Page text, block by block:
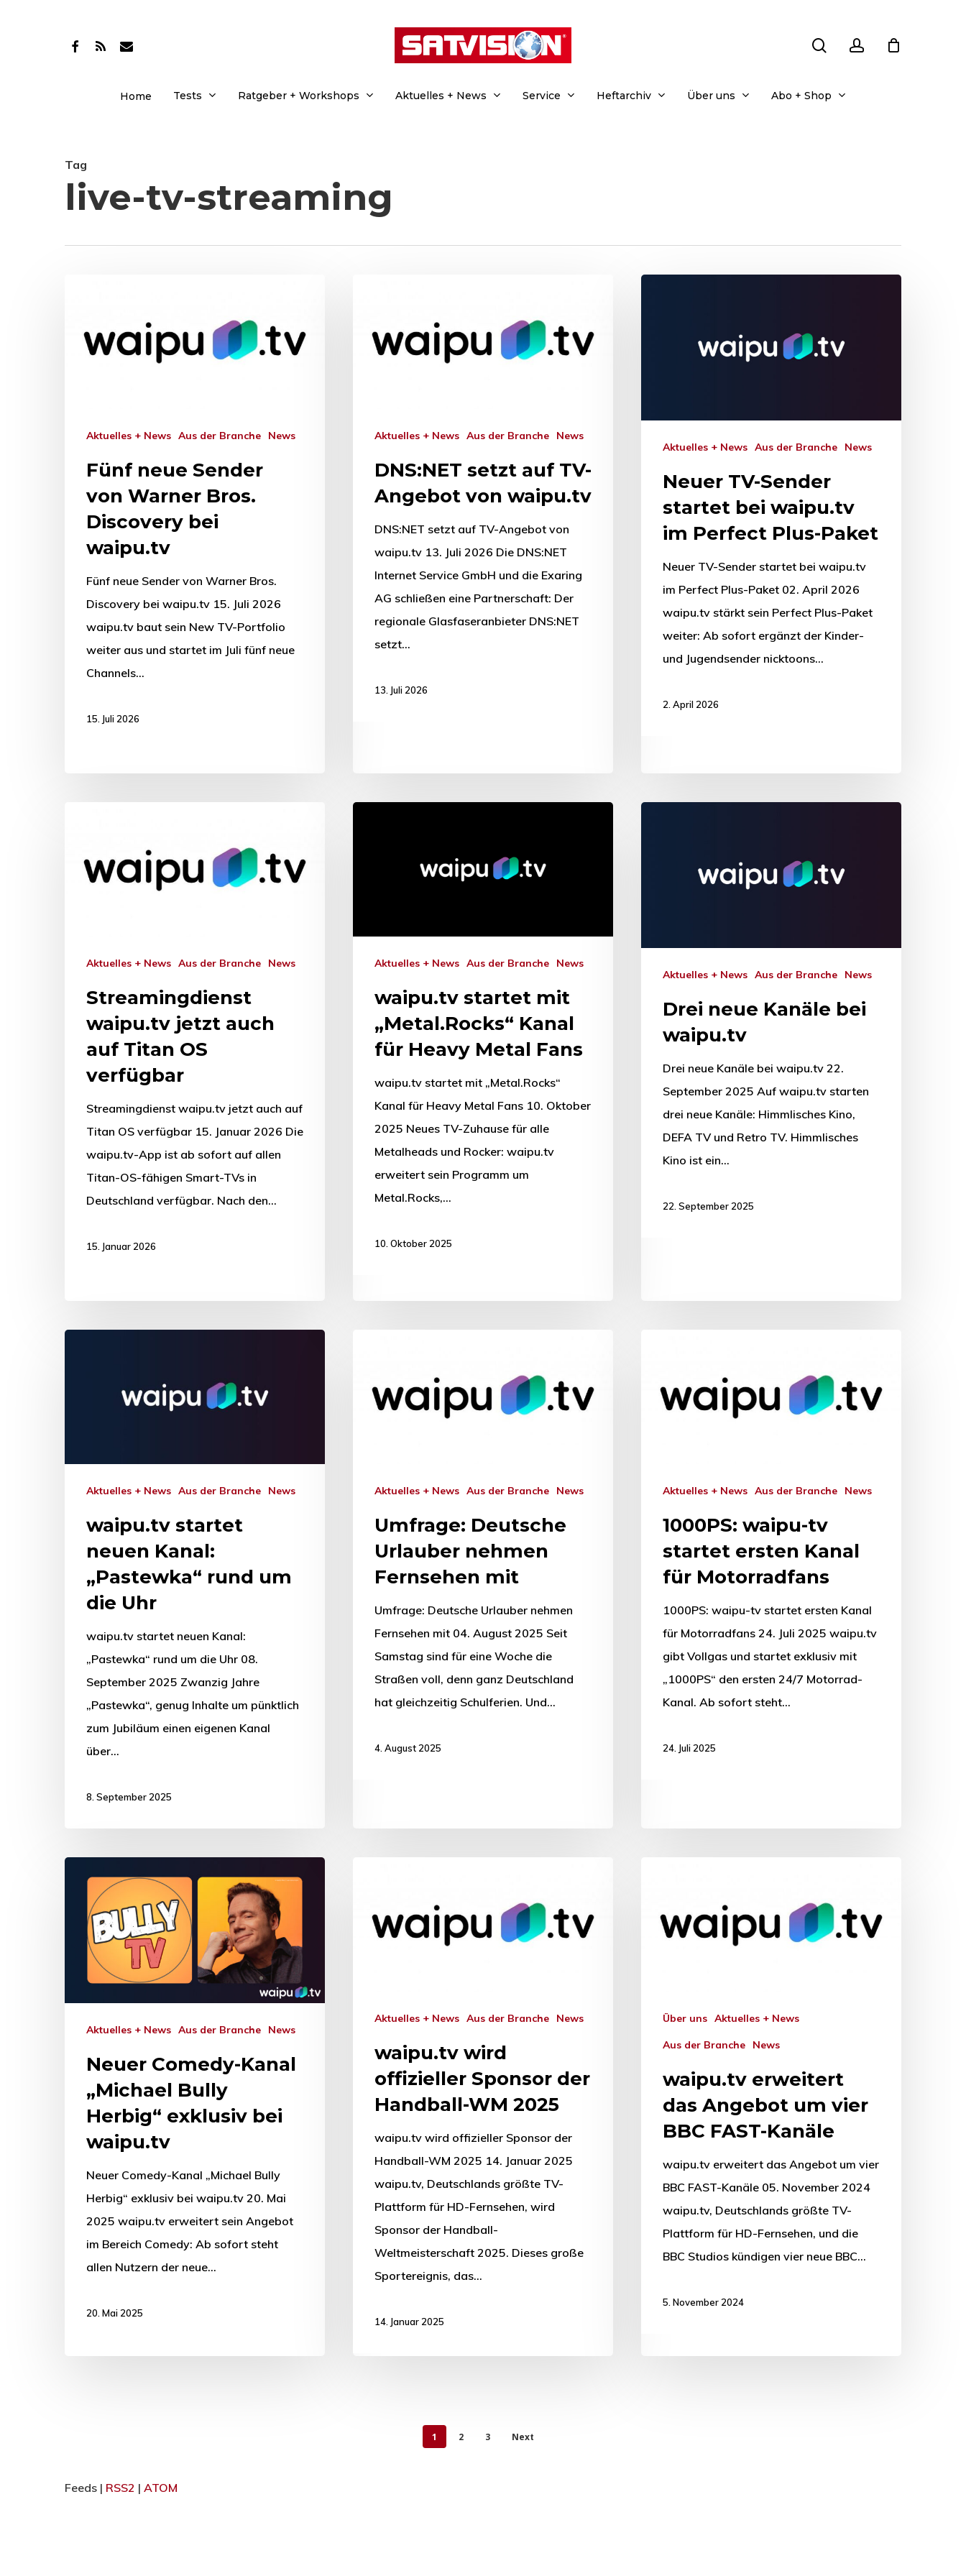
Drücken Sie Enter zum Suchen oder ESC zum Schließen.
facebook
RSS email
Home Tests Ratgeber + Workshops Aktuelles + News Service Heftarchiv Über uns Abo + Shop
Tag
live-tv-streaming
Aktuelles + News Aus der Branche News
Fünf neue Sender
von Warner Bros.
Discovery bei
waipu.tv
Fünf neue Sender von Warner Bros.
Discovery bei waipu.tv 15. Juli 2026
waipu.tv baut sein New TV-Portfolio
weiter aus und startet im Juli fünf neue
Channels…
15. Juli 2026
Aktuelles + News Aus der Branche News
DNS:NET setzt auf TV-
Angebot von waipu.tv
DNS:NET setzt auf TV-Angebot von
waipu.tv 13. Juli 2026 Die DNS:NET
Internet Service GmbH und die Exaring
AG schließen eine Partnerschaft: Der
regionale Glasfaseranbieter DNS:NET
setzt…
13. Juli 2026
Aktuelles + News Aus der Branche News
Neuer TV-Sender
startet bei waipu.tv
im Perfect Plus-Paket
Neuer TV-Sender startet bei waipu.tv
im Perfect Plus-Paket 02. April 2026
waipu.tv stärkt sein Perfect Plus-Paket
weiter: Ab sofort ergänzt der Kinder-
und Jugendsender nicktoons…
2. April 2026
Aktuelles + News Aus der Branche News
Streamingdienst
waipu.tv jetzt auch
auf Titan OS
verfügbar
Streamingdienst waipu.tv jetzt auch auf
Titan OS verfügbar 15. Januar 2026 Die
waipu.tv-App ist ab sofort auf allen
Titan-OS-fähigen Smart-TVs in
Deutschland verfügbar. Nach den…
15. Januar 2026
Aktuelles + News Aus der Branche News
waipu.tv startet mit
„Metal.Rocks“ Kanal
für Heavy Metal Fans
waipu.tv startet mit „Metal.Rocks“
Kanal für Heavy Metal Fans 10. Oktober
2025 Neues TV-Zuhause für alle
Metalheads und Rocker: waipu.tv
erweitert sein Programm um
Metal.Rocks,…
10. Oktober 2025
Aktuelles + News Aus der Branche News
Drei neue Kanäle bei
waipu.tv
Drei neue Kanäle bei waipu.tv 22.
September 2025 Auf waipu.tv starten
drei neue Kanäle: Himmlisches Kino,
DEFA TV und Retro TV. Himmlisches
Kino ist ein…
22. September 2025
Aktuelles + News Aus der Branche News
waipu.tv startet
neuen Kanal:
„Pastewka“ rund um
die Uhr
waipu.tv startet neuen Kanal:
„Pastewka“ rund um die Uhr 08.
September 2025 Zwanzig Jahre
„Pastewka“, genug Inhalte um pünktlich
zum Jubiläum einen eigenen Kanal
über…
8. September 2025
Aktuelles + News Aus der Branche News
Umfrage: Deutsche
Urlauber nehmen
Fernsehen mit
Umfrage: Deutsche Urlauber nehmen
Fernsehen mit 04. August 2025 Seit
Samstag sind für eine Woche die
Straßen voll, denn ganz Deutschland
hat gleichzeitig Schulferien. Und…
4. August 2025
Aktuelles + News Aus der Branche News
1000PS: waipu-tv
startet ersten Kanal
für Motorradfans
1000PS: waipu-tv startet ersten Kanal
für Motorradfans 24. Juli 2025 waipu.tv
gibt Vollgas und startet exklusiv mit
„1000PS“ den ersten 24/7 Motorrad-
Kanal. Ab sofort steht…
24. Juli 2025
Aktuelles + News Aus der Branche News
Neuer Comedy-Kanal
„Michael Bully
Herbig“ exklusiv bei
waipu.tv
Neuer Comedy-Kanal „Michael Bully
Herbig“ exklusiv bei waipu.tv 20. Mai
2025 waipu.tv erweitert sein Angebot
im Bereich Comedy: Ab sofort steht
allen Nutzern der neue…
20. Mai 2025
Aktuelles + News Aus der Branche News
waipu.tv wird
offizieller Sponsor der
Handball-WM 2025
waipu.tv wird offizieller Sponsor der
Handball-WM 2025 14. Januar 2025
waipu.tv, Deutschlands größte TV-
Plattform für HD-Fernsehen, wird
Sponsor der Handball-
Weltmeisterschaft 2025. Dieses große
Sportereignis, das…
14. Januar 2025
Über uns Aktuelles + News
Aus der Branche News
waipu.tv erweitert
das Angebot um vier
BBC FAST-Kanäle
waipu.tv erweitert das Angebot um vier
BBC FAST-Kanäle 05. November 2024
waipu.tv, Deutschlands größte TV-
Plattform für HD-Fernsehen, und die
BBC Studios kündigen vier neue BBC…
5. November 2024
1 2 3 Next
Feeds | RSS2 | ATOM